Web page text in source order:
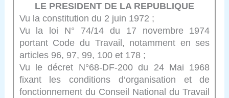
LE PRESIDENT DE LA REPUBLIQUE
Vu la constitution du 2 juin 1972 ;
Vu la loi N° 74/14 du 17 novembre 1974
portant Code du Travail, notamment en ses
articles 96, 97, 99, 100 et 178 ;
Vu le décret N°68-DF-200 du 24 Mai 1968
fixant les conditions d‘organisation et de
fonctionnement du Conseil National du Travail